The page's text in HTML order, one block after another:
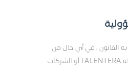
القانون ، في أي حال من
الأحوال لن تكون شركة TALENTERA أو الشركات